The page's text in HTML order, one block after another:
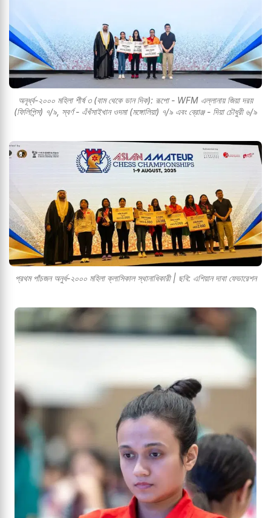
অনূর্ধ্ব-২০০০ মহিলা শীর্ষ ৩ (বাম থেকে ডান দিক): রূপো - WFM এল্লানায় জিয়া দরয়
(ফিলিপিন্স) ৭/৯, স্বর্ণ - এঁখঁসাইখান ওদমা (মঙ্গোলিয়া) ৭/৯ এবং ব্রোঞ্জ - দিয়া চৌধুরী ৬/৯
প্রথম পাঁচজন অনুর্ধ-২০০০ মহিলা ক্লাসিকাল স্থানাধিকারী | ছবি: এশিয়ান দাবা ফেডারেশন